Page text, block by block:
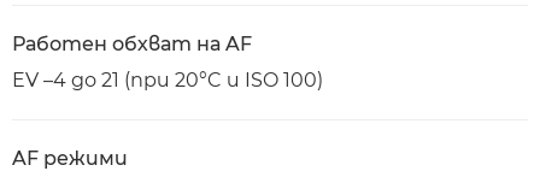
Работен обхват на AF
EV –4 до 21 (при 20°C и ISO 100)
AF режими